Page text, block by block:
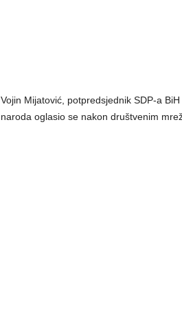
Vojin Mijatović, potpredsjednik SDP-a
naroda oglasio se nakon društvenim